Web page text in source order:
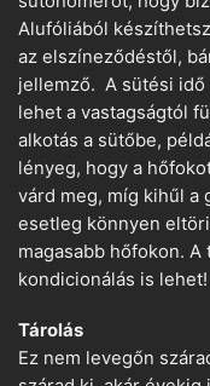
Alufóliából
az elszíneződéstől,
jellemző. A sütési idő
lehet a vastagságtól
alkotás a sütőbe,
lényeg, hogy a
várd meg, míg kihűl a
esetleg könnyen
magasabb hőfokon.
kondicionálás is lehet!
Tárolás
Ez nem levegőn